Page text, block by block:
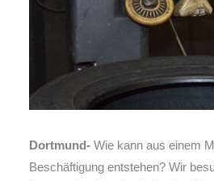
Dortmund-Wie kann aus einem
Beschäftigung entstehen? Wir